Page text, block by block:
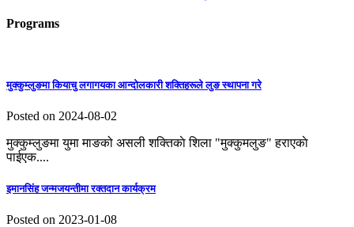
Programs
मुक्कुम्लुङमा कियाचु लगागयका आन्दाेलकारी शक्तिहरूले लुङ स्थापना गरे
Posted on 2024-08-02
मुक्कुम्लुङमा युमा माङको असली शक्तिकाे शिला "मुक्कुमलुङ" हराएकाे
पाईएक....
इमानसिंह जन्मजयन्तीमा रक्तदान कार्यक्रम
Posted on 2023-01-08